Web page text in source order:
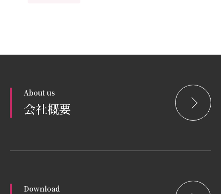
About us
会社概要
Download